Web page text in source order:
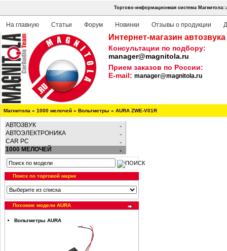
Торгово-информационная система
На главную Статьи Форум Новинки Отзывы о продукции
Интернет-магазин
Консультации по подбору:
manager@magnitola.ru
Прием заказов по России:
E-mail: manager@magnitola.ru
Магнитола » 1000 мелочей » Вольтметры » AURA ZWE-V01R
АВТОЗВУК
АВТОЭЛЕКТРОНИКА
CAR PC
1000 МЕЛОЧЕЙ
Поиск по торговой марке
Похожие модели AURA
Вольтметры AURA